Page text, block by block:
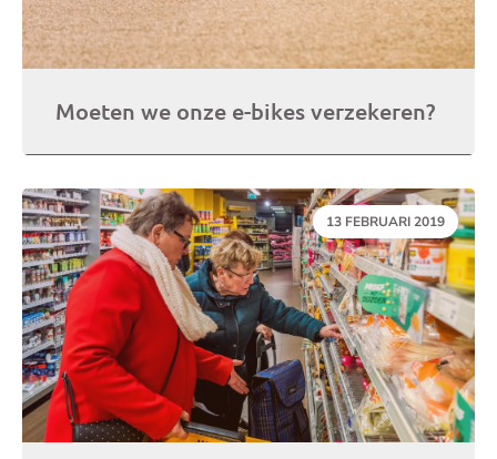
Moeten we onze e-bikes verzekeren?
DATUM:
13 FEBRUARI 2019